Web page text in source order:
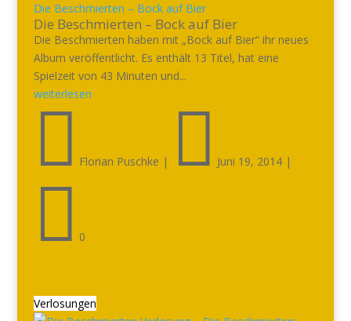
Die Beschmierten – Bock auf Bier
Die Beschmierten – Bock auf Bier
Die Beschmierten haben mit „Bock auf Bier“ ihr neues
Album veröffentlicht. Es enthält 13 Titel, hat eine
Spielzeit von 43 Minuten und...
weiterlesen
 Florian Puschke |  Juni 19, 2014|
 0
Verlosungen